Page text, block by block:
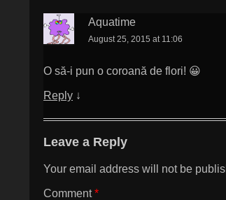
Aquatime
August 25, 2015 at 11:06
O să-i pun o coroană de flori! 😀
Reply ↓
Leave a Reply
Your email address will not be
Comment*